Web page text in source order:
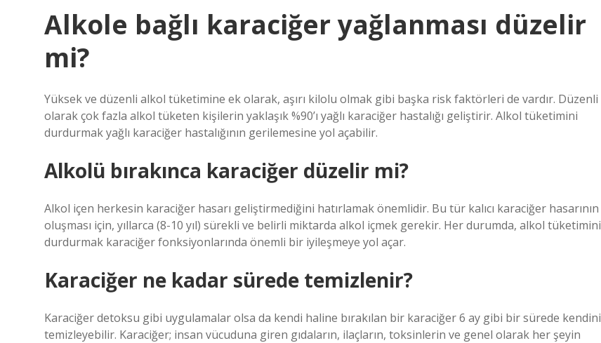
Alkole bağlı karaciğer yağlanması düzelir
mi?
Yüksek ve düzenli alkol tüketimine ek olarak, aşırı kilolu olmak gibi başka risk faktörleri de vardır. Düzenli
olarak çok fazla alkol tüketen kişilerin yaklaşık %90’ı yağlı karaciğer hastalığı geliştirir. Alkol tüketimini
durdurmak yağlı karaciğer hastalığının gerilemesine yol açabilir.
Alkolü bırakınca karaciğer düzelir mi?
Alkol içen herkesin karaciğer hasarı geliştirmediğini hatırlamak önemlidir. Bu tür kalıcı karaciğer hasarının
oluşması için, yıllarca (8-10 yıl) sürekli ve belirli miktarda alkol içmek gerekir. Her durumda, alkol tüketimini
durdurmak karaciğer fonksiyonlarında önemli bir iyileşmeye yol açar.
Karaciğer ne kadar sürede temizlenir?
Karaciğer detoksu gibi uygulamalar olsa da kendi haline bırakılan bir karaciğer 6 ay gibi bir sürede kendini
temizleyebilir. Karaciğer; insan vücuduna giren gıdaların, ilaçların, toksinlerin ve genel olarak her şeyin